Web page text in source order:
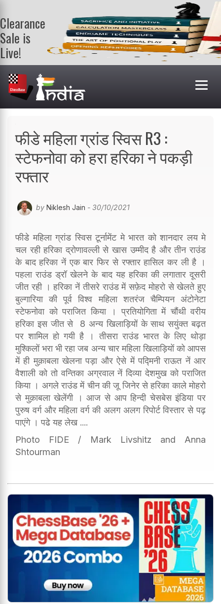
Clearance
Sale is
Live!
Get a FREE
book on
purchasing 2
or more
books. Valid
फीडे महिला ग्रांड स्विस R3 :
स्टेफनोवा को हरा हरिका ने पकड़ी
रफ्तार
by Niklesh Jain - 30/10/2021
फीडे महिला ग्रांड स्विस टूर्नामेंट मे भारत को शानदार लय मे
चल रही हरिका द्रोणावल्ली से खास उम्मीद है और तीन राउंड
के बाद हरिका नें एक बार फिर से रफ्तार हासिल कर ली है ।
पहला राउंड ड्रॉ खेलने के बाद यह हरिका की लगातार दूसरी
जीत रही । हरिका नें तीसरे राउंड में सफ़ेद मोहरो से खेलते हुए
बुल्गारिया की पूर्व विश्व महिला शतरंज चैम्पियन अंटोनेटा
स्टेफनोवा को पराजित किया । प्रतियोगिता में चौंथी वरीय
हरिका इस जीत से 8 अन्य खिलाड़ियों के साथ सयुंक्त बढ़त
पर शामिल हो गयी है । तीसरा राउंड भारत के लिए थोड़ा
मुश्किलों भरा भी रहा जब अन्य चार महिला खिलाड़ियों को आपस
में ही मुक़ाबला खेलना पड़ा और ऐसे में पद्मिनी राऊत नें आर
वैशाली को तो वन्तिका अग्रवाल नें दिव्या देशमुख को पराजित
किया । अगले राउंड में चीन की जू जिनेर से हरिका काले मोहरो
से मुक़ाबला खेलेंगी । आज से आप हिन्दी चेसबेस इंडिया पर
पुरुष वर्ग और महिला वर्ग की अलग अलग रिपोर्ट विस्तार से पढ़
पाएंगे । पढे यह लेख ....
Photo FIDE / Mark Livshitz and Anna
Shtourman